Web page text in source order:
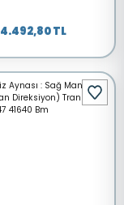
4.492,80 TL